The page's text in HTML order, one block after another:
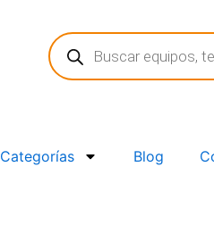
Búsqueda
de
productos
Categorías Blog